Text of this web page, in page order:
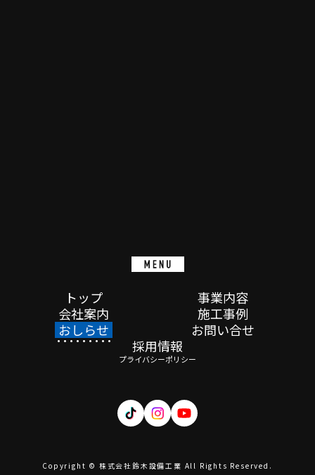
トップ
事業内容
会社案内
施工事例
おしらせ
お問い合せ
採用情報
プライバシーポリシー
Copyright © 株式会社鈴木設備工業 All Rights Reserved.